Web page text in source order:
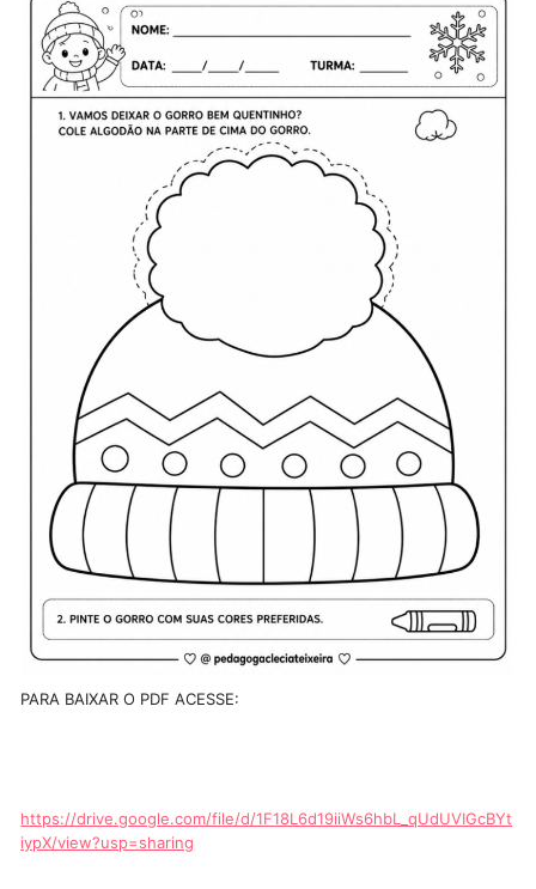
PARA BAIXAR O PDF ACESSE:
https://drive.google.com/file/d/1F18L6d19iiWs6hbL_qUdUVIGcBYt
iypX/view?usp=sharing